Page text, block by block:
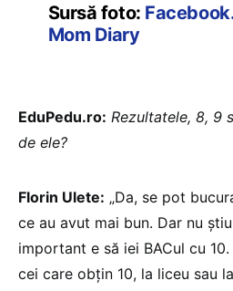
Sursă foto:
Mom Diary
EduPedu.ro: Rezultatele, 8, 9
de ele?
Florin Ulete: „Da, se pot
ce au avut mai bun. Dar nu
important e să iei BACul cu
cei care obțin 10, la liceu sau